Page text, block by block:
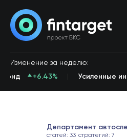
Изменение за неделю:
+6.43% Усиленные
Департамент
статей: 33 стратегий: 7